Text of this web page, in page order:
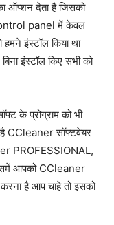
ऑप्शन देता है जिसको
panel में केवल
इंस्टॉल किया था
इंस्टॉल किए सभी को
के प्रोग्राम को भी
CCleaner सॉफ्टवेयर
PROFESSIONAL,
आपको CCleaner
है आप चाहे तो इसको